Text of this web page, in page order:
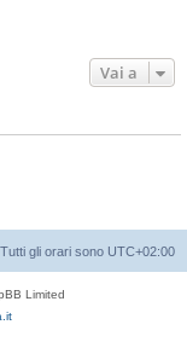
Vai a
Tutti gli orari sono UTC+02:00
Limited